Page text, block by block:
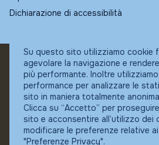
Dichiarazione di accessibilità
© Fundstore
Collocatore autorizzato:
Banca Ifigest SpA
P.Iva: 04337180485
Su questo sito utilizziamo cookie
agevolare la navigazione e
più performante. Inoltre
performance per analizzare le
sito in maniera totalmente
Clicca su “Accetto” per
sito e acconsentire all’utilizzo dei
modificare le preferenze relative
"Preferenze Privacy".